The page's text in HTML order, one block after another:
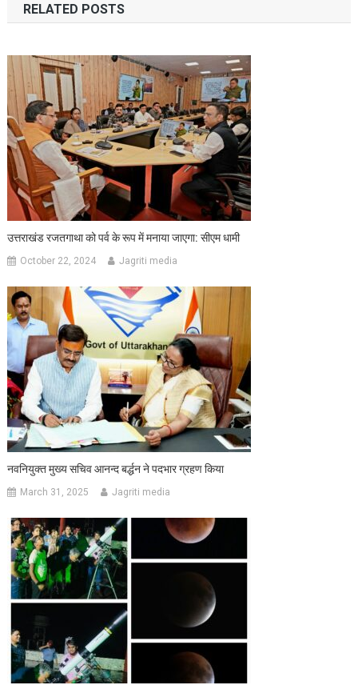
RELATED POSTS
उत्तराखंड रजतगाथा को पर्व के रूप में मनाया जाएगा: सीएम धामी
October 22, 2024 Jagriti media
नवनियुक्त मुख्य सचिव आनन्द बर्द्धन ने पदभार ग्रहण किया
March 31, 2025 Jagriti media